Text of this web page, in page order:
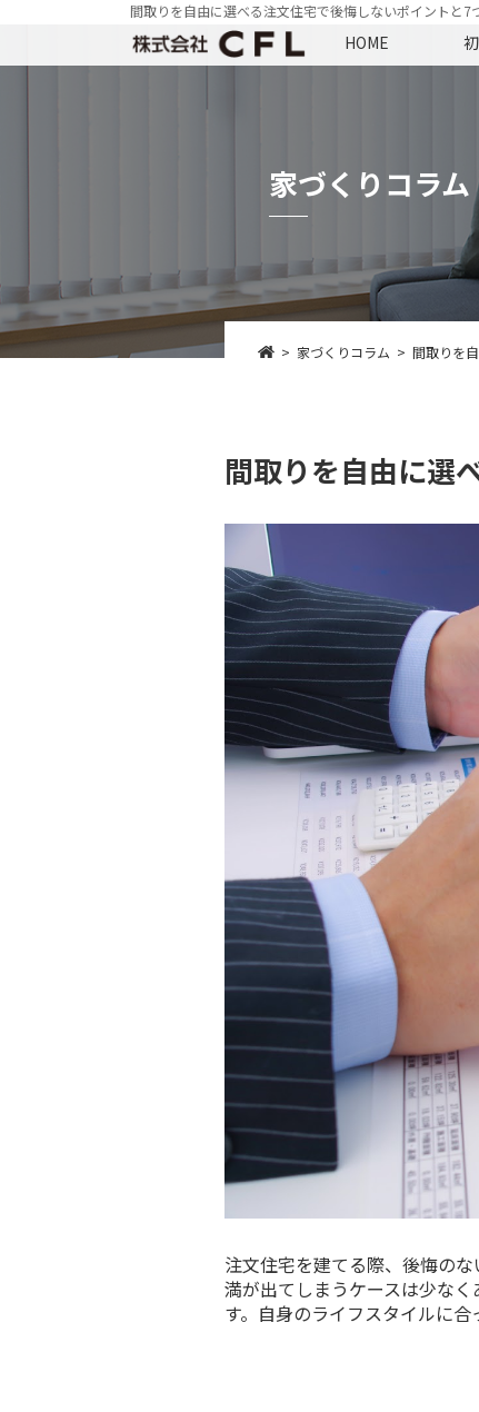
間取りを自由に選べる注文住宅で後悔しないポイントと7
HOME
家づくりコラム
家づくりコラム 間取りを
間取りを自由に選
注文住宅を建てる際、後悔の
満が出てしまうケースは少な
す。自身のライフスタイルに